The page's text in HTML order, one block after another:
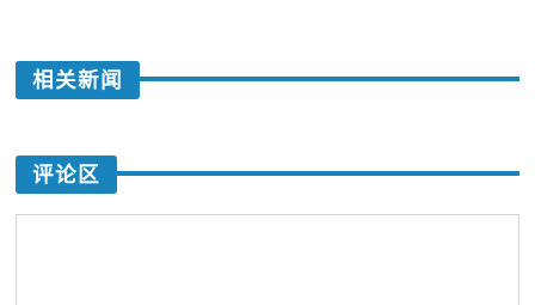
相关新闻
评论区